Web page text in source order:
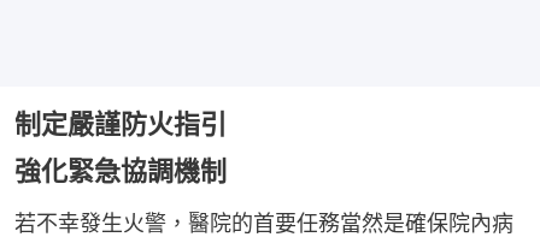
制定嚴謹防火指引
強化緊急協調機制
若不幸發生火警，醫院的首要任務當然是確保院內病